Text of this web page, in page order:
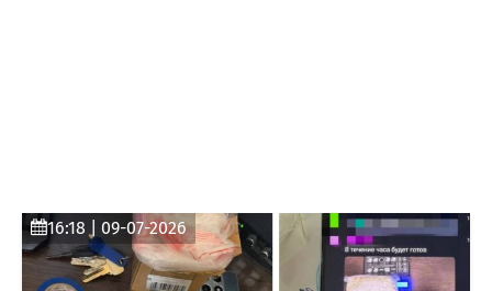
16:18 | 09-07-2026